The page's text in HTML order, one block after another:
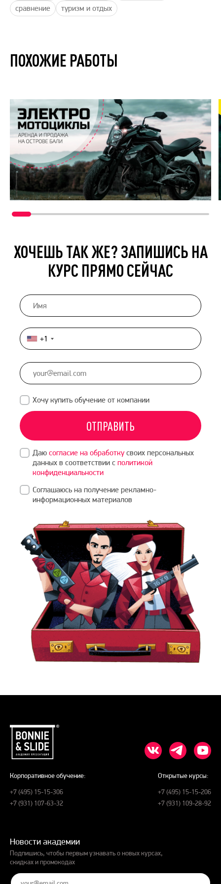
сравнение туризм и отдых
ПОХОЖИЕ РАБОТЫ
ХОЧЕШЬ ТАК ЖЕ? ЗАПИШИСЬ НА
КУРС ПРЯМО СЕЙЧАС
United
States
+1
+1
Хочу купить обучение от компании
ОТПРАВИТЬ
Даю согласие на обработкусвоих персональных
данных в соответствии с политикой
конфиденциальности
Соглашаюсь на получение рекламно-
информационных материалов
Корпоративное обучение:
+7 (495) 15-15-306
+7 (931) 107-63-32
Открытые курсы:
+7 (495) 15-15-206
+7 (931) 109-28-92
Новости академии
Подпишись, чтобы первым узнавать о новых курсах,
скидках и промокодах